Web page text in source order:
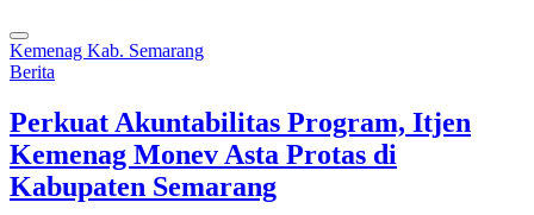
Kemenag Kab. Semarang
Berita
Perkuat Akuntabilitas Program, Itjen
Kemenag Monev Asta Protas di
Kabupaten Semarang